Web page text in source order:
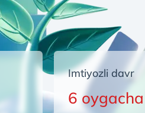
Imtiyozli davr
6 oygacha